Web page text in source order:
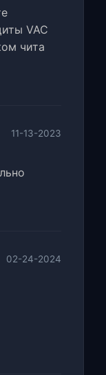
VAC
чита
11-13-2023
02-24-2024